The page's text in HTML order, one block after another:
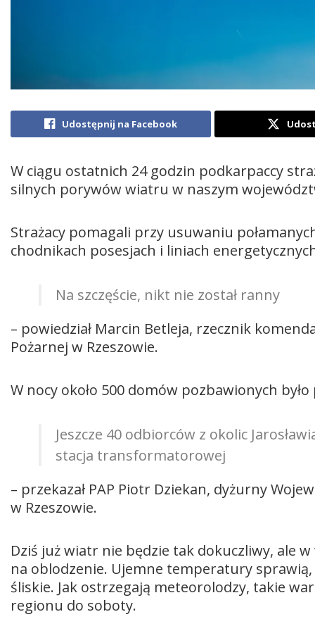
Udostępnij na Facebook
W ciągu ostatnich 24 godzin podkarpaccy
silnych porywów wiatru w naszym
Strażacy pomagali przy usuwaniu
chodnikach posesjach i liniach
Na szczęście, nikt nie został ranny
– powiedział Marcin Betleja, rzecznik
Pożarnej w Rzeszowie.
W nocy około 500 domów pozbawionych
Jeszcze 40 odbiorców z okolic
stacja transformatorowej
– przekazał PAP Piotr Dziekan, dyżurny
w Rzeszowie.
Dziś już wiatr nie będzie tak dokuczliwy, ale
na oblodzenie. Ujemne temperatury
śliskie. Jak ostrzegają meteorolodzy, takie
regionu do soboty.